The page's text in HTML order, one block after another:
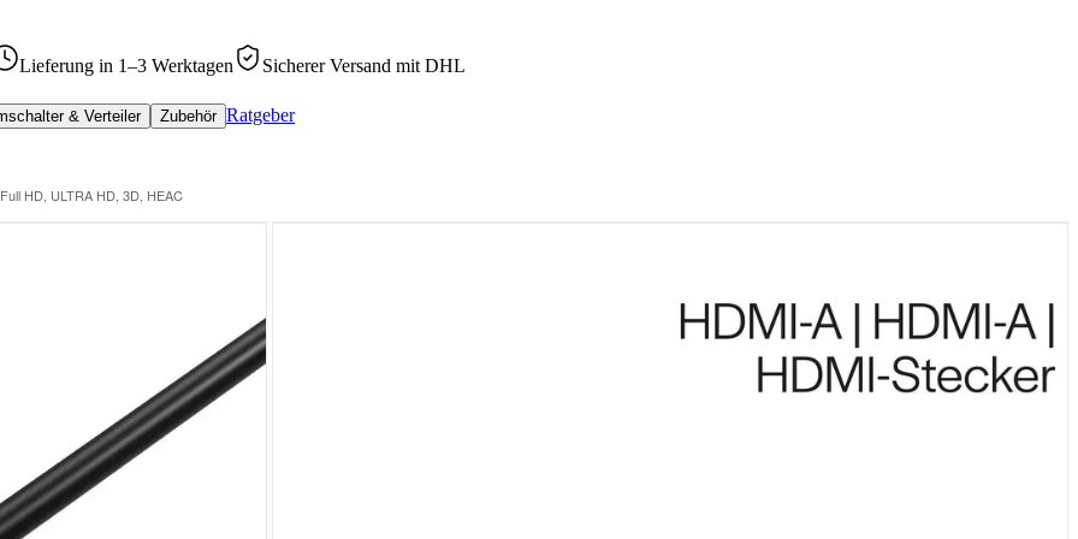
Lieferung in 1–3 Werktagen Sicherer Versand mit DHL
& Verteiler Zubehör Ratgeber
HD, ULTRA HD, 3D, HEAC